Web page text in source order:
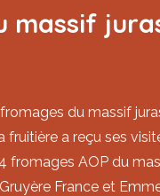
massif
du massif
fruitière a reçu ses
AOP du
France et